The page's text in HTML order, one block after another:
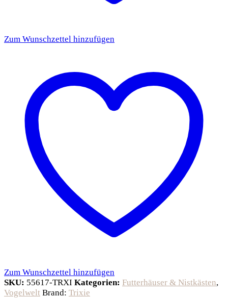
Zum Wunschzettel hinzufügen
Zum Wunschzettel hinzufügen
SKU: 55617-TRXI Kategorien: Futterhäuser & Nistkästen,
Vogelwelt Brand: Trixie